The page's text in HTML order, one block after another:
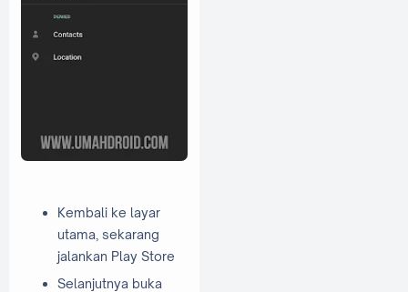
Kembali ke layar
utama, sekarang
jalankan Play Store
Selanjutnya buka